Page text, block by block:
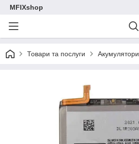
MFIXshop
Товари та послуги Акумулятори